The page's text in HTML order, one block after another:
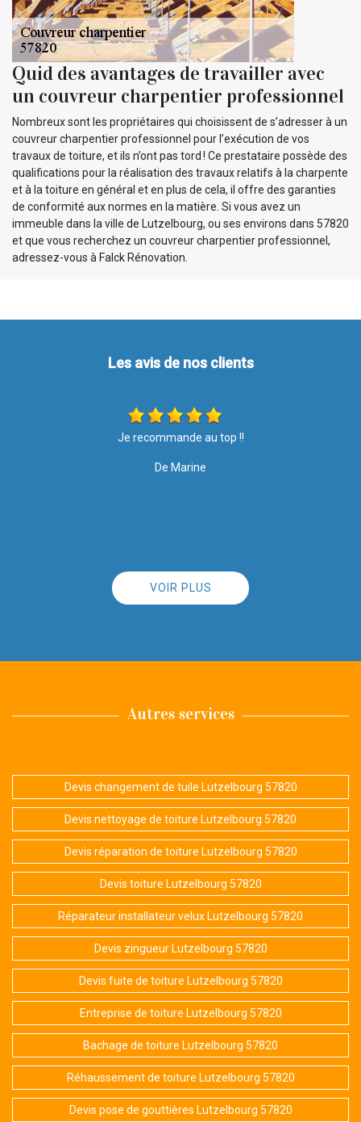
Quid des avantages de travailler avec
un couvreur charpentier professionnel
Nombreux sont les propriétaires qui choisissent de s’adresser à un
couvreur charpentier professionnel pour l’exécution de vos
travaux de toiture, et ils n’ont pas tord ! Ce prestataire possède des
qualifications pour la réalisation des travaux relatifs à la charpente
et à la toiture en général et en plus de cela, il offre des garanties
de conformité aux normes en la matière. Si vous avez un
immeuble dans la ville de Lutzelbourg, ou ses environs dans 57820
et que vous recherchez un couvreur charpentier professionnel,
adressez-vous à Falck Rénovation.
Les avis de nos clients
Les travaux ont été effectués avec soin et rapidité. Merci pour
entreprise à 100%
VOIR PLUS
Autres services
Devis changement de tuile Lutzelbourg 57820
Devis nettoyage de toiture Lutzelbourg 57820
Devis réparation de toiture Lutzelbourg 57820
Devis toiture Lutzelbourg 57820
Réparateur installateur velux Lutzelbourg 57820
Devis zingueur Lutzelbourg 57820
Devis fuite de toiture Lutzelbourg 57820
Entreprise de toiture Lutzelbourg 57820
Bachage de toiture Lutzelbourg 57820
Réhaussement de toiture Lutzelbourg 57820
Devis pose de gouttières Lutzelbourg 57820